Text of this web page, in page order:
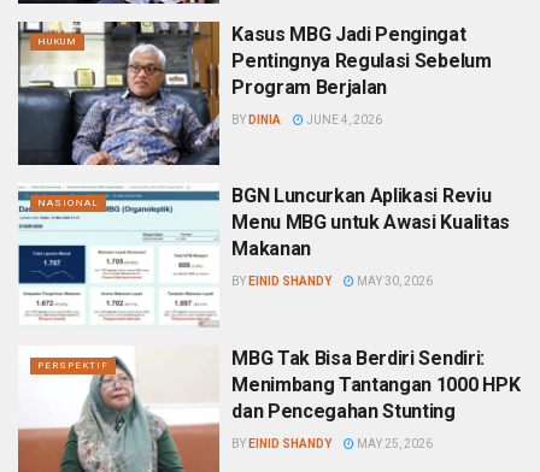
HUKUM
Kasus MBG Jadi Pengingat
Pentingnya Regulasi Sebelum
Program Berjalan
BY DINIA JUNE 4, 2026
NASIONAL
BGN Luncurkan Aplikasi Reviu
Menu MBG untuk Awasi Kualitas
Makanan
BY EINID SHANDY MAY 30, 2026
PERSPEKTIF
MBG Tak Bisa Berdiri Sendiri:
Menimbang Tantangan 1000 HPK
dan Pencegahan Stunting
BY EINID SHANDY MAY 25, 2026